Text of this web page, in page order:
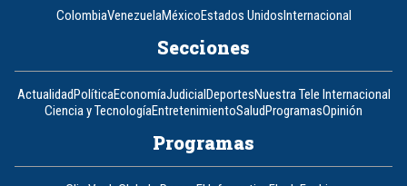
ColombiaVenezuelaMéxicoEstados UnidosInternacional
Secciones
ActualidadPolíticaEconomíaJudicialDeportesNuestra Tele Internacional
Ciencia y TecnologíaEntretenimientoSaludProgramasOpinión
Programas